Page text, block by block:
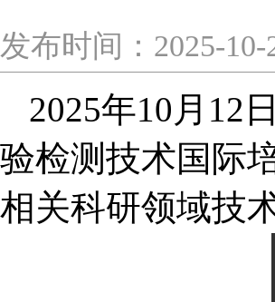
发布时间：2025-10-
2025年10月12
验检测技术国际
相关科研领域技